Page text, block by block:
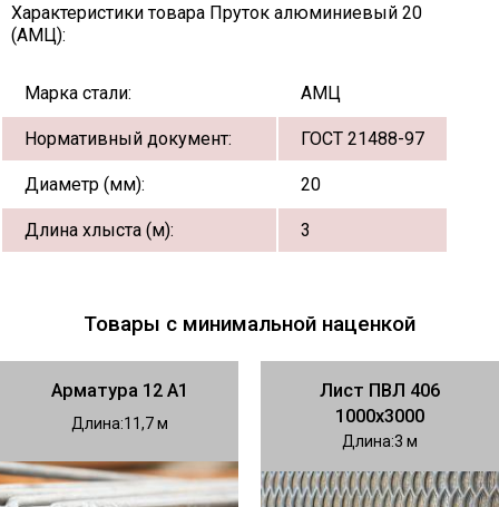
Характеристики товара Пруток алюминиевый 20
(АМЦ):
Марка стали: АМЦ
Нормативный документ: ГОСТ 21488-97
Диаметр (мм): 20
Длина хлыста (м): 3
Товары с минимальной наценкой
Арматура 12 А1
Длина 11,7
Лист ПВЛ 406
1000х3000
Длина 3